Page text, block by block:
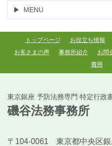
MENU
トップページ お役立ち情報
お客さまの声
事務所紹介 お問
費用
東京銀座 予防法務専門 特定行政
磯谷法務事務所
〒104-0061 東京都中央区